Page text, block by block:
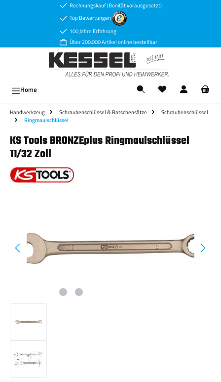
Zum Hauptinhalt springenRechnungskauf (Bonität vorausgesetzt)
Top Bewertungen
100 Jahre Erfahrung
Über 200.000 Artikel online bestellbar
Home
Handwerkzeug Schraubenschlüssel & Ratschensätze
Schraubenschlüssel
Ringmaulschlüssel
KS Tools BRONZEplus Ringmaulschlüssel
11/32 Zoll